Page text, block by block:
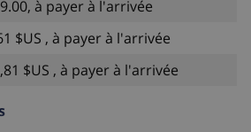
à payer à l'arrivée
$US , à payer à l'arrivée
$US , à payer à l'arrivée